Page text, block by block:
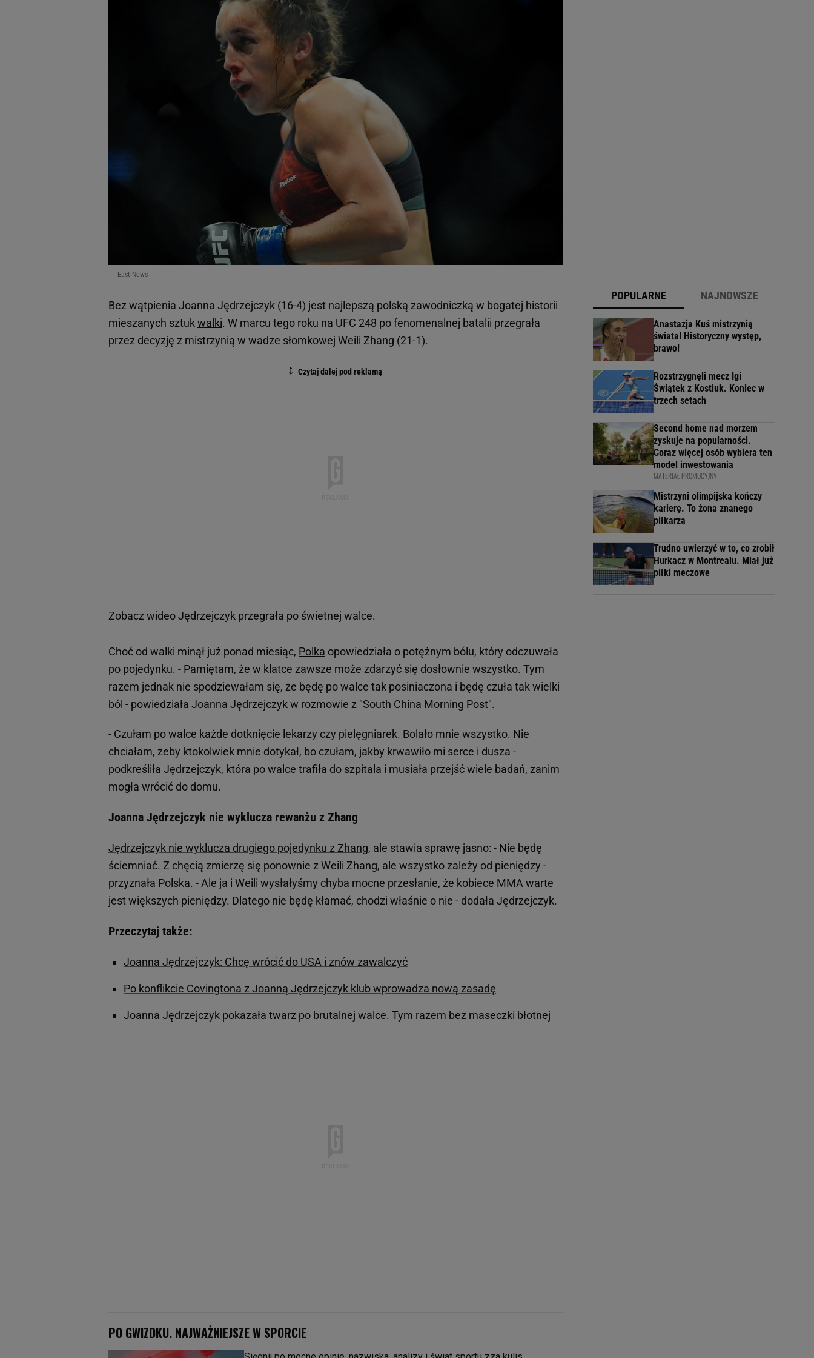
East News
Bez wątpienia Joanna Jędrzejczyk (16-4) jest najlepszą polską zawodniczką w bogatej historii
mieszanych sztukwalki. W marcu tego roku na UFC 248 po fenomenalnej batalii przegrała
przez decyzję z mistrzynią w wadze słomkowej Weili Zhang (21-1).
Zobacz wideoJędrzejczyk przegrała po świetnej walce.
Choć od walki minął już ponad miesiąc, Polka opowiedziała o potężnym bólu, który odczuwała
po pojedynku. - Pamiętam, że w klatce zawsze może zdarzyć się dosłownie wszystko. Tym
razem jednak nie spodziewałam się, że będę po walce tak posiniaczona i będę czuła tak wielki
ból - powiedziała Joanna Jędrzejczykw rozmowie z "South China Morning Post".
- Czułam po walce każde dotknięcie lekarzy czy pielęgniarek. Bolało mnie wszystko. Nie
chciałam, żeby ktokolwiek mnie dotykał, bo czułam, jakby krwawiło mi serce i dusza -
podkreśliła Jędrzejczyk, która po walce trafiła do szpitala i musiała przejść wiele badań, zanim
mogła wrócić do domu.
Joanna Jędrzejczyk nie wyklucza rewanżu z Zhang
Jędrzejczyk nie wyklucza drugiego pojedynku z Zhang, ale stawia sprawę jasno: - Nie będę
ściemniać. Z chęcią zmierzę się ponownie z Weili Zhang, ale wszystko zależy od pieniędzy -
przyznała Polska. - Ale ja i Weili wysłałyśmy chyba mocne przesłanie, że kobiece MMA warte
jest większych pieniędzy. Dlatego nie będę kłamać, chodzi właśnie o nie - dodała Jędrzejczyk.
Przeczytaj także:
Joanna Jędrzejczyk: Chcę wrócić do USA i znów zawalczyć
Po konflikcie Covingtona z Joanną Jędrzejczyk klub wprowadza nową zasadę
Joanna Jędrzejczyk pokazała twarz po brutalnej walce. Tym razem bez maseczki błotnej
POPULARNE NAJNOWSZE
Anastazja Kuś mistrzynią
świata! Historyczny występ,
brawo!
Rozstrzygnęli mecz Igi
Świątek z Kostiuk. Koniec w
trzech setach
Second home nad morzem
zyskuje na popularności.
Coraz więcej osób wybiera ten
model inwestowania
MATERIAŁ PROMOCYJNY
Mistrzyni olimpijska kończy
karierę. To żona znanego
piłkarza
Trudno uwierzyć w to, co zrobił
Hurkacz w Montrealu. Miał już
piłki meczowe